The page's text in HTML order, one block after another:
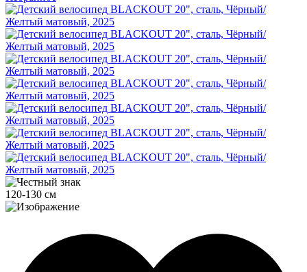
120-130 см